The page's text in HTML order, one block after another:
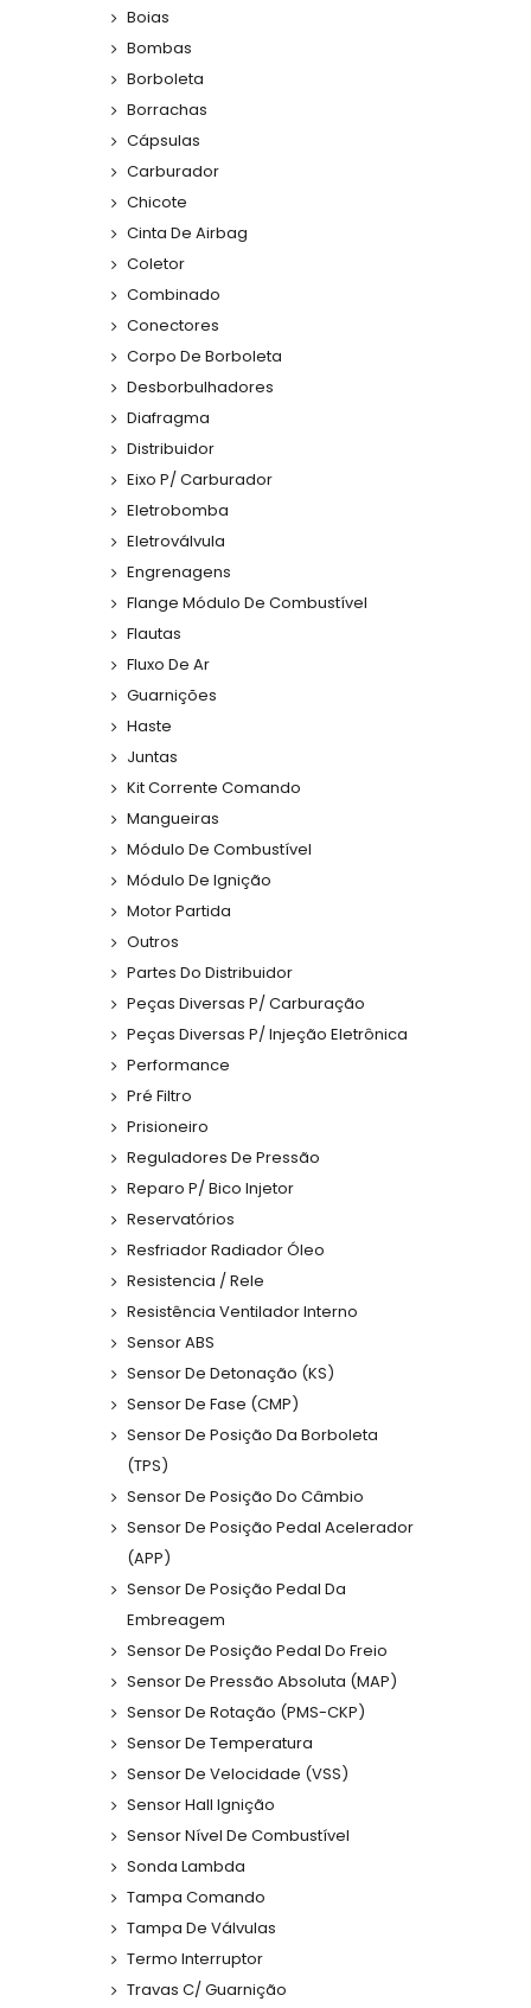
Boias
Bombas
Borboleta
Borrachas
Cápsulas
Carburador
Chicote
Cinta De Airbag
Coletor
Combinado
Conectores
Corpo De Borboleta
Desborbulhadores
Diafragma
Distribuidor
Eixo P/ Carburador
Eletrobomba
Eletroválvula
Engrenagens
Flange Módulo De Combustível
Flautas
Fluxo De Ar
Guarnições
Haste
Juntas
Kit Corrente Comando
Mangueiras
Módulo De Combustível
Módulo De Ignição
Motor Partida
Outros
Partes Do Distribuidor
Peças Diversas P/ Carburação
Peças Diversas P/ Injeção Eletrônica
Performance
Pré Filtro
Prisioneiro
Reguladores De Pressão
Reparo P/ Bico Injetor
Reservatórios
Resfriador Radiador Óleo
Resistencia / Rele
Resistência Ventilador Interno
Sensor ABS
Sensor De Detonação (KS)
Sensor De Fase (CMP)
Sensor De Posição Da Borboleta
(TPS)
Sensor De Posição Do Câmbio
Sensor De Posição Pedal Acelerador
(APP)
Sensor De Posição Pedal Da
Embreagem
Sensor De Posição Pedal Do Freio
Sensor De Pressão Absoluta (MAP)
Sensor De Rotação (PMS-CKP)
Sensor De Temperatura
Sensor De Velocidade (VSS)
Sensor Hall Ignição
Sensor Nível De Combustível
Sonda Lambda
Tampa Comando
Tampa De Válvulas
Termo Interruptor
Travas C/ Guarnição